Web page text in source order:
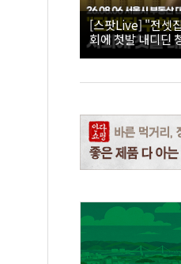
[스팟Live] "전셋
회에 첫발 내디딘
시 부동산 대토론회